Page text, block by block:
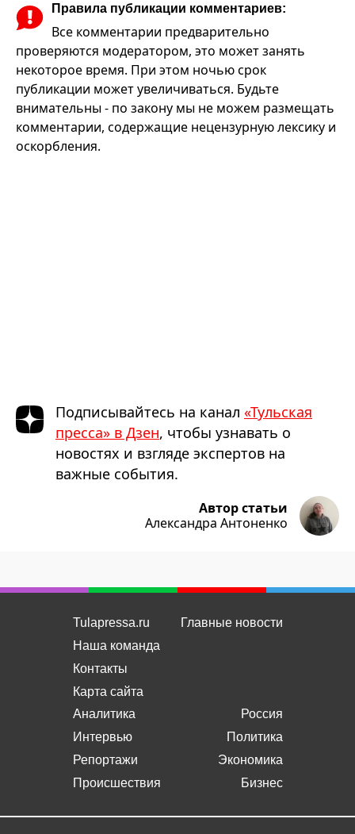
Правила публикации комментариев:
Все комментарии предварительно
проверяются модератором, это может занять
некоторое время. При этом ночью срок
публикации может увеличиваться. Будьте
внимательны - по закону мы не можем размещать
комментарии, содержащие нецензурную лексику и
оскорбления.
Подписывайтесь на канал «Тульская
пресса» в Дзен, чтобы узнавать о
новостях и взгляде экспертов на
важные события.
Автор статьи
Александра Антоненко
Tulapressa.ru
Наша команда
Контакты
Карта сайта
Главные новости
Аналитика
Интервью
Репортажи
Происшествия
Россия
Политика
Экономика
Бизнес